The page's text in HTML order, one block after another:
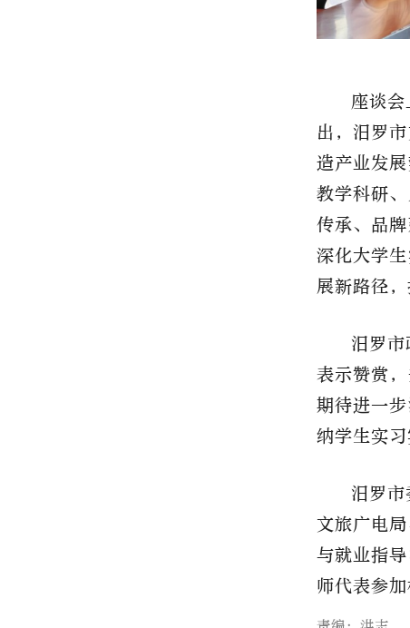
座谈
出，汨罗
造产业发
教学科研
传承、品
深化大学
展新路径
汨罗
表示赞赏
期待进一
纳学生实习
汨罗
文旅广电
与就业指
师代表参